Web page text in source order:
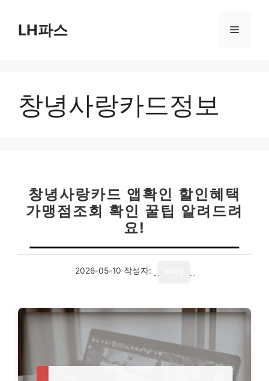
LH파스 메
창녕사랑카드정보
창녕사랑카드 앱확인 할인혜택
가맹점조회 확인 꿀팁 알려드려
요!
2026-05-10 작성자: